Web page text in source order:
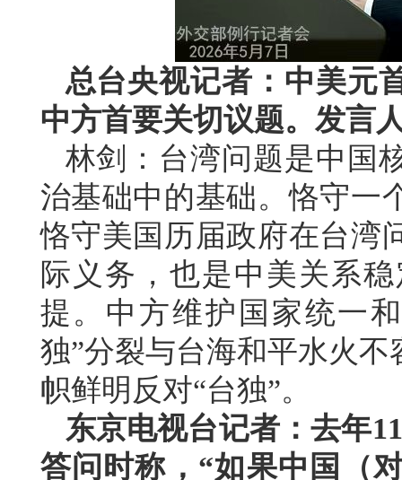
总台央视记者：中美元
中方首要关切议题。发言
林剑：台湾问题是中国
治基础中的基础。恪守一
恪守美国历届政府在台湾
际义务，也是中美关系
提。中方维护国家统一
独”分裂与台海和平水火
帜鲜明反对“台独”。
东京电视台记者：去年
答问时称，“如果中国（